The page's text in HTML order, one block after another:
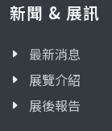
新聞 & 展訊
最新消息
展覽介紹
展後報告